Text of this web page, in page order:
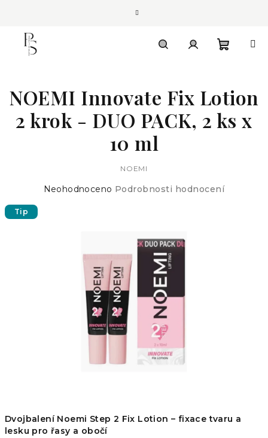
košík
Dvojbalení Noemi Step 2 Fix Lotion – fixace tvaru a
lesku pro řasy a obočí
NOEMI Innovate Fix Lotion
2 krok - DUO PACK, 2 ks x
10 ml
NOEMI
Průměrné
hvězdiček.
Neohodnoceno Podrobnosti hodnocení
Tip